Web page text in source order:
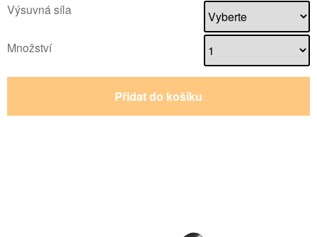
Výsuvná síla
Množství
Přidat do košíku